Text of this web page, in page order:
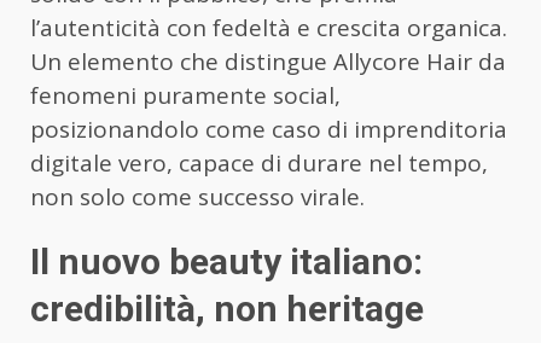
l’autenticità con fedeltà e crescita organica.
Un elemento che distingue Allycore Hair da
fenomeni puramente social,
posizionandolo come caso di imprenditoria
digitale vero, capace di durare nel tempo,
non solo come successo virale.
Il nuovo beauty italiano:
credibilità, non heritage